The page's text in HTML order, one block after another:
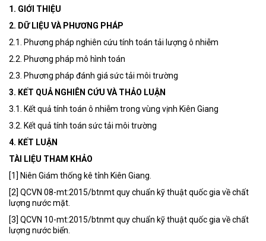
1. GIỚI THIỆU
2. DỮ LIỆU VÀ PHƯƠNG PHÁP
2.1. Phương pháp nghiên cứu tính toán tải lượng ô nhiễm
2.2. Phương pháp mô hình toán
2.3. Phương pháp đánh giá sức tải môi trường
3. KẾT QUẢ NGHIÊN CỨU VÀ THẢO LUẬN
3.1. Kết quả tính toán ô nhiễm trong vùng vịnh Kiên Giang
3.2. Kết quả tính toán sức tải môi trường
4. KẾT LUẬN
TÀI LIỆU THAM KHẢO
[1] Niên Giám thống kê tỉnh Kiên Giang.
[2] QCVN 08-mt:2015/btnmt quy chuẩn kỹ thuật quốc gia về chất
lượng nước mặt.
[3] QCVN 10-mt:2015/btnmt quy chuẩn kỹ thuật quốc gia về chất
lượng nước biển.